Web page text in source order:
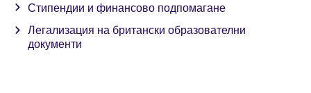
Стипендии и финансово подпомагане
Легализация на британски образователни
документи